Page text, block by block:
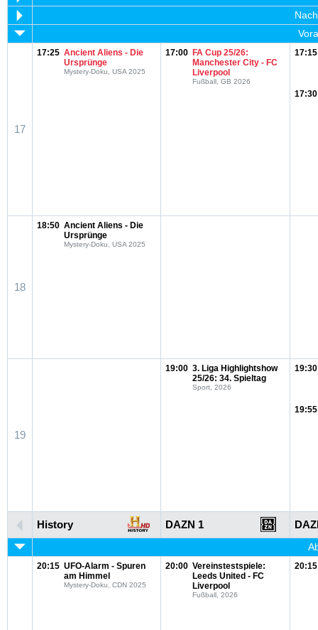
17
17:25 Ancient Aliens - Die
Ursprünge
Mystery-Doku, USA 2025
17:00 FA Cup 25/26:
Manchester City - FC
Liverpool
Fußball, GB 2026
17:15
17:30
18
18:50 Ancient Aliens - Die
Ursprünge
Mystery-Doku, USA 2025
19
19:00 3. Liga Highlightshow
25/26: 34. Spieltag
Sport, 2026
19:30
19:55
History DAZN 1
20:15 UFO-Alarm - Spuren
am Himmel
Mystery-Doku, CDN 2025
20:00 Vereinstestspiele:
Leeds United - FC
Liverpool
Fußball, 2026
20:15